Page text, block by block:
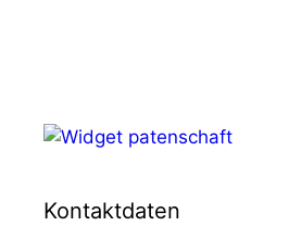
Kontaktdaten